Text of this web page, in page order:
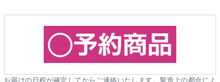
お届けの日程が確定してからご連絡いたします。製造上の都合によ